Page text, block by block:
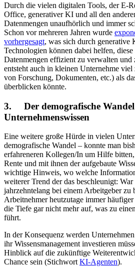
Durch die vielen digitalen Tools, der E-
Office, generativer KI und all den
Datenmengen unaufhörlich und immer
Schon vor mehreren Jahren wurde
vorhergesagt, was sich durch
Technologien können dabei helfen,
Datenmengen effizient zu verwalten und
entsteht auch in kleinen Unternehme
von Forschung, Dokumenten, etc.) als
überblicken könnte.
3. Der demografische
Unternehmenswissen
Eine weitere große Hürde in vielen
demografische Wandel – konnte man
erfahreneren Kollegen/In um Hilfe
Rente und mit ihnen der aufgebaute
wichtige Hinweis, wo welche
weiterer Trend der das beschleunigt:
jahrzehntelang bei einem Arbeitgeber zu
Arbeitnehmer heutzutage immer
die Tiefe gar nicht mehr auf, was zu
führt.
In der Konsequenz werden
ihr Wissensmanagement investieren
Hinblick auf die zukünftige
Chance sein (Stichwort KI-Agenten).